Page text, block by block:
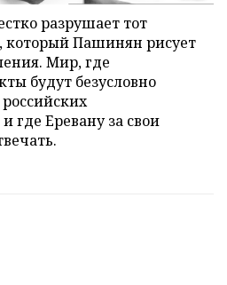
разрушает тот
который Пашинян рисует
Мир, где
будут безусловно
где Еревану за свои